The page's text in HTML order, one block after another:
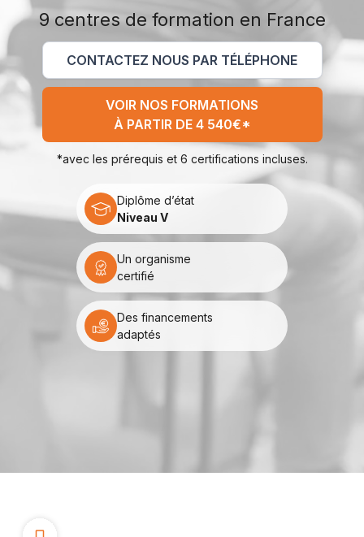
9 centres de formation en France
CONTACTEZ NOUS PAR TÉLÉPHONE
VOIR NOS FORMATIONS
À PARTIR DE 4 540€*
*avec les prérequis et 6 certifications incluses.
Diplôme d’état
Niveau V
Un organisme
certifié
Des financements
adaptés